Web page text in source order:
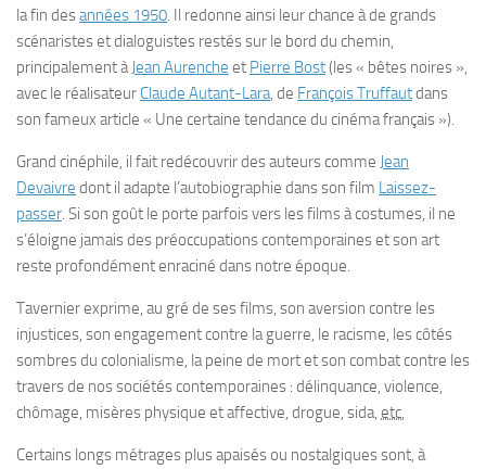
la fin desannées 1950. Il redonne ainsi leur chance à de grands
scénaristes et dialoguistes restés sur le bord du chemin,
principalement àJean Aurenche et Pierre Bost(les « bêtes noires »,
avec le réalisateur Claude Autant-Lara, de François Truffautdans
son fameux article « Une certaine tendance du cinéma français »).
Grand cinéphile, il fait redécouvrir des auteurs comme Jean
Devaivre dont il adapte l’autobiographie dans son film Laissez-
passer. Si son goût le porte parfois vers les films à costumes, il ne
s’éloigne jamais des préoccupations contemporaines et son art
reste profondément enraciné dans notre époque.
Tavernier exprime, au gré de ses films, son aversion contre les
injustices, son engagement contre la guerre, le racisme, les côtés
sombres du colonialisme, la peine de mort et son combat contre les
travers de nos sociétés contemporaines : délinquance, violence,
chômage, misères physique et affective, drogue, sida, etc.
Certains longs métrages plus apaisés ou nostalgiques sont, à